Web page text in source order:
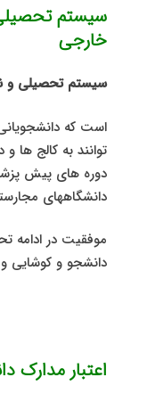
سیستم
خارجی
سیستم تحصیلی و
است که
توانند به کالج ها
دوره های پیش
دانشگاههای
موفقیت در ادامه
دانشجو و کوشایی و
اعتبار مدارک